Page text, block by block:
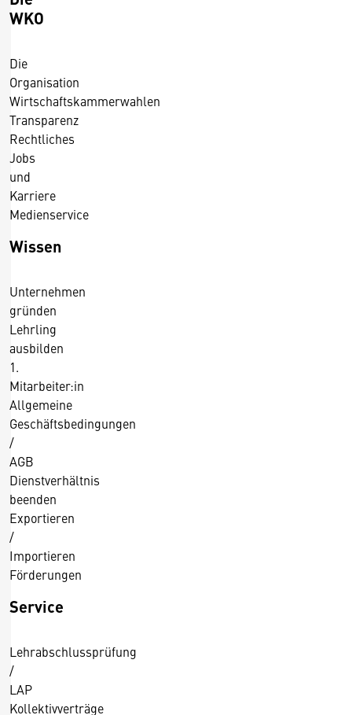
e
i
h
/
7
.
4
.
2
0
1
4
WKO
Die
Organisation
Wirtschaftskammerwahlen
Transparenz
Rechtliches
Jobs
und
Karriere
Medienservice
Wissen
Unternehmen
gründen
Lehrling
ausbilden
1.
Mitarbeiter:in
Allgemeine
Geschäftsbedingungen
/
AGB
Dienstverhältnis
beenden
Exportieren
/
Importieren
Förderungen
Service
Lehrabschlussprüfung
/
LAP
Kollektivverträge